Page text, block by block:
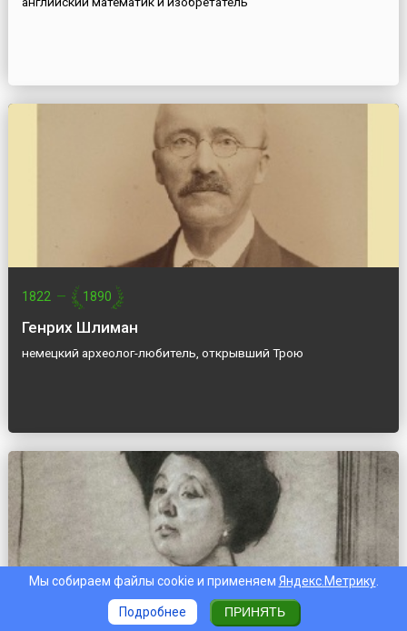
1822 — 1890
Генрих Шлиман
немецкий археолог-любитель, открывший Трою
Мы собираем файлы cookie и применяем Яндекс.Метрику.
Подробнее ПРИНЯТЬ